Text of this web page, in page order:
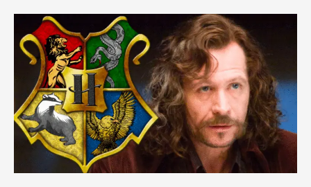
Oldman,
astro
Harry
Potter,
é
selecionado